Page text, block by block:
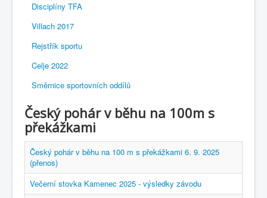
Disciplíny TFA
Villach 2017
Rejstřík sportu
Celje 2022
Směrnice sportovních oddílů
Český pohár v běhu na 100m s
překážkami
Český pohár v běhu na 100 m s překážkami 6. 9. 2025
(přenos)
Večerní stovka Kamenec 2025 - výsledky závodu